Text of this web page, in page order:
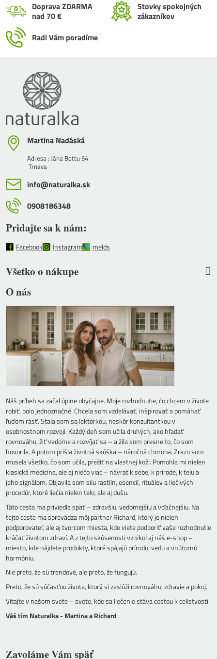
Doprava ZDARMA
nad 70 €
Stovky spokojných
zákazníkov
Radi Vám poradíme
Martina Nadáská
Adresa : Jána Bottu 54
Trnava
info​@naturalka​.sk
0908186348
Pridajte sa k nám:
Facebook Instagram melds
Všetko o nákupe
O nás
Náš príbeh sa začal úplne obyčajne. Moje rozhodnutie, čo chcem v živote
robiť, bolo jednoznačné. Chcela som vzdelávať, inšpirovať a pomáhať
ľuďom rásť. Stala som sa lektorkou, neskôr konzultantkou v
osobnostnom rozvoji. Každý deň som učila druhých, ako hľadať
rovnováhu, žiť vedome a rozvíjať sa – a žila som presne to, čo som
hovorila. A potom prišla životná skúška – náročná choroba. Zrazu som
musela všetko, čo som učila, prežiť na vlastnej koži. Pomohla mi nielen
klasická medicína, ale aj niečo viac – návrat k sebe, k prírode, k telu a
jeho signálom. Objavila som silu rastlín, esencií, rituálov a liečivých
procedúr, ktoré liečia nielen telo, ale aj dušu.
Táto cesta ma priviedla späť – zdravšiu, vedomejšiu a vďačnejšiu. Na
tejto ceste ma sprevádza môj partner Richard, ktorý je nielen
podporovateľ, ale aj tvorcom miesta, kde viete podporiť vaše rozhodnutie
kráčať životom zdraví. A z tejto skúsenosti vznikol aj náš e-shop –
miesto, kde nájdete produkty, ktoré spájajú prírodu, vedu a vnútornú
harmóniu.
Nie preto, že sú trendové, ale preto, že fungujú.
Preto, že sú súčasťou života, ktorý si zaslúži rovnováhu, zdravie a pokoj.
Vitajte v našom svete – svete, kde sa liečenie stáva cestou k celistvosti.
Váš tím Naturalka - Martina a Richard
Zavoláme Vám späť